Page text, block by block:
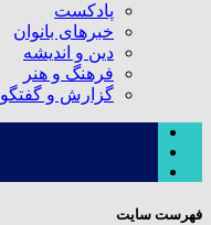
پادکست
خبرهای بانوان
دین و اندیشه
فرهنگ و هنر
گزارش و گفتگو
فهرست سایت